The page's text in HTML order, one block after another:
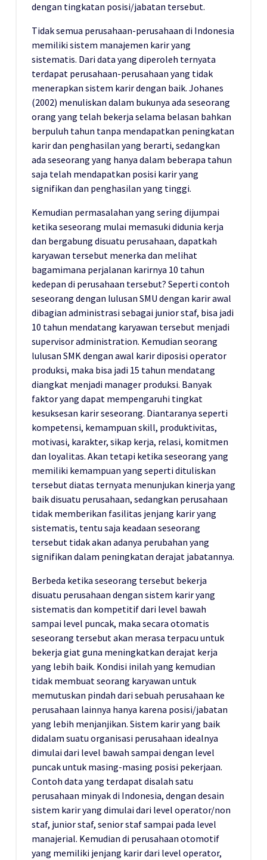
dengan tingkatan posisi/jabatan tersebut.
Tidak semua perusahaan-perusahaan di Indonesia
memiliki sistem manajemen karir yang
sistematis. Dari data yang diperoleh ternyata
terdapat perusahaan-perusahaan yang tidak
menerapkan sistem karir dengan baik. Johanes
(2002) menuliskan dalam bukunya ada seseorang
orang yang telah bekerja selama belasan bahkan
berpuluh tahun tanpa mendapatkan peningkatan
karir dan penghasilan yang berarti, sedangkan
ada seseorang yang hanya dalam beberapa tahun
saja telah mendapatkan posisi karir yang
signifikan dan penghasilan yang tinggi.
Kemudian permasalahan yang sering dijumpai
ketika seseorang mulai memasuki didunia kerja
dan bergabung disuatu perusahaan, dapatkah
karyawan tersebut menerka dan melihat
bagamimana perjalanan karirnya 10 tahun
kedepan di perusahaan tersebut? Seperti contoh
seseorang dengan lulusan SMU dengan karir awal
dibagian administrasi sebagai junior staf, bisa jadi
10 tahun mendatang karyawan tersebut menjadi
supervisor administration. Kemudian seorang
lulusan SMK dengan awal karir diposisi operator
produksi, maka bisa jadi 15 tahun mendatang
diangkat menjadi manager produksi. Banyak
faktor yang dapat mempengaruhi tingkat
kesuksesan karir seseorang. Diantaranya seperti
kompetensi, kemampuan skill, produktivitas,
motivasi, karakter, sikap kerja, relasi, komitmen
dan loyalitas. Akan tetapi ketika seseorang yang
memiliki kemampuan yang seperti dituliskan
tersebut diatas ternyata menunjukan kinerja yang
baik disuatu perusahaan, sedangkan perusahaan
tidak memberikan fasilitas jenjang karir yang
sistematis, tentu saja keadaan seseorang
tersebut tidak akan adanya perubahan yang
signifikan dalam peningkatan derajat jabatannya.
Berbeda ketika seseorang tersebut bekerja
disuatu perusahaan dengan sistem karir yang
sistematis dan kompetitif dari level bawah
sampai level puncak, maka secara otomatis
seseorang tersebut akan merasa terpacu untuk
bekerja giat guna meningkatkan derajat kerja
yang lebih baik. Kondisi inilah yang kemudian
tidak membuat seorang karyawan untuk
memutuskan pindah dari sebuah perusahaan ke
perusahaan lainnya hanya karena posisi/jabatan
yang lebih menjanjikan. Sistem karir yang baik
didalam suatu organisasi perusahaan idealnya
dimulai dari level bawah sampai dengan level
puncak untuk masing-masing posisi pekerjaan.
Contoh data yang terdapat disalah satu
perusahaan minyak di Indonesia, dengan desain
sistem karir yang dimulai dari level operator/non
staf, junior staf, senior staf sampai pada level
manajerial. Kemudian di perusahaan otomotif
yang memiliki jenjang karir dari level operator,